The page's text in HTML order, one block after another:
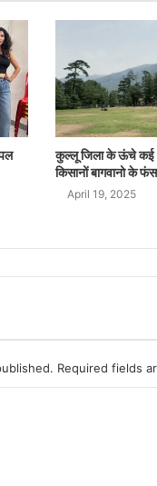
कुल्लू जिला के ऊंचे कई
किसानों बागवानो के
April 19, 2025
Required fields